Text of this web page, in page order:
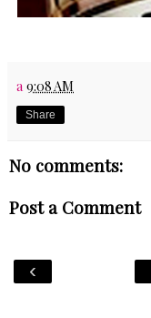
a 9:08 AM
Share
No comments:
Post a Comment
‹